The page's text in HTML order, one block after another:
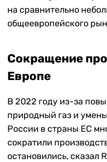
на сравнительно
общеевропейского
Сокращение
Европе
В 2022 году из-за
природный газ и
России в страны ЕС
сократили
остановились, сказал